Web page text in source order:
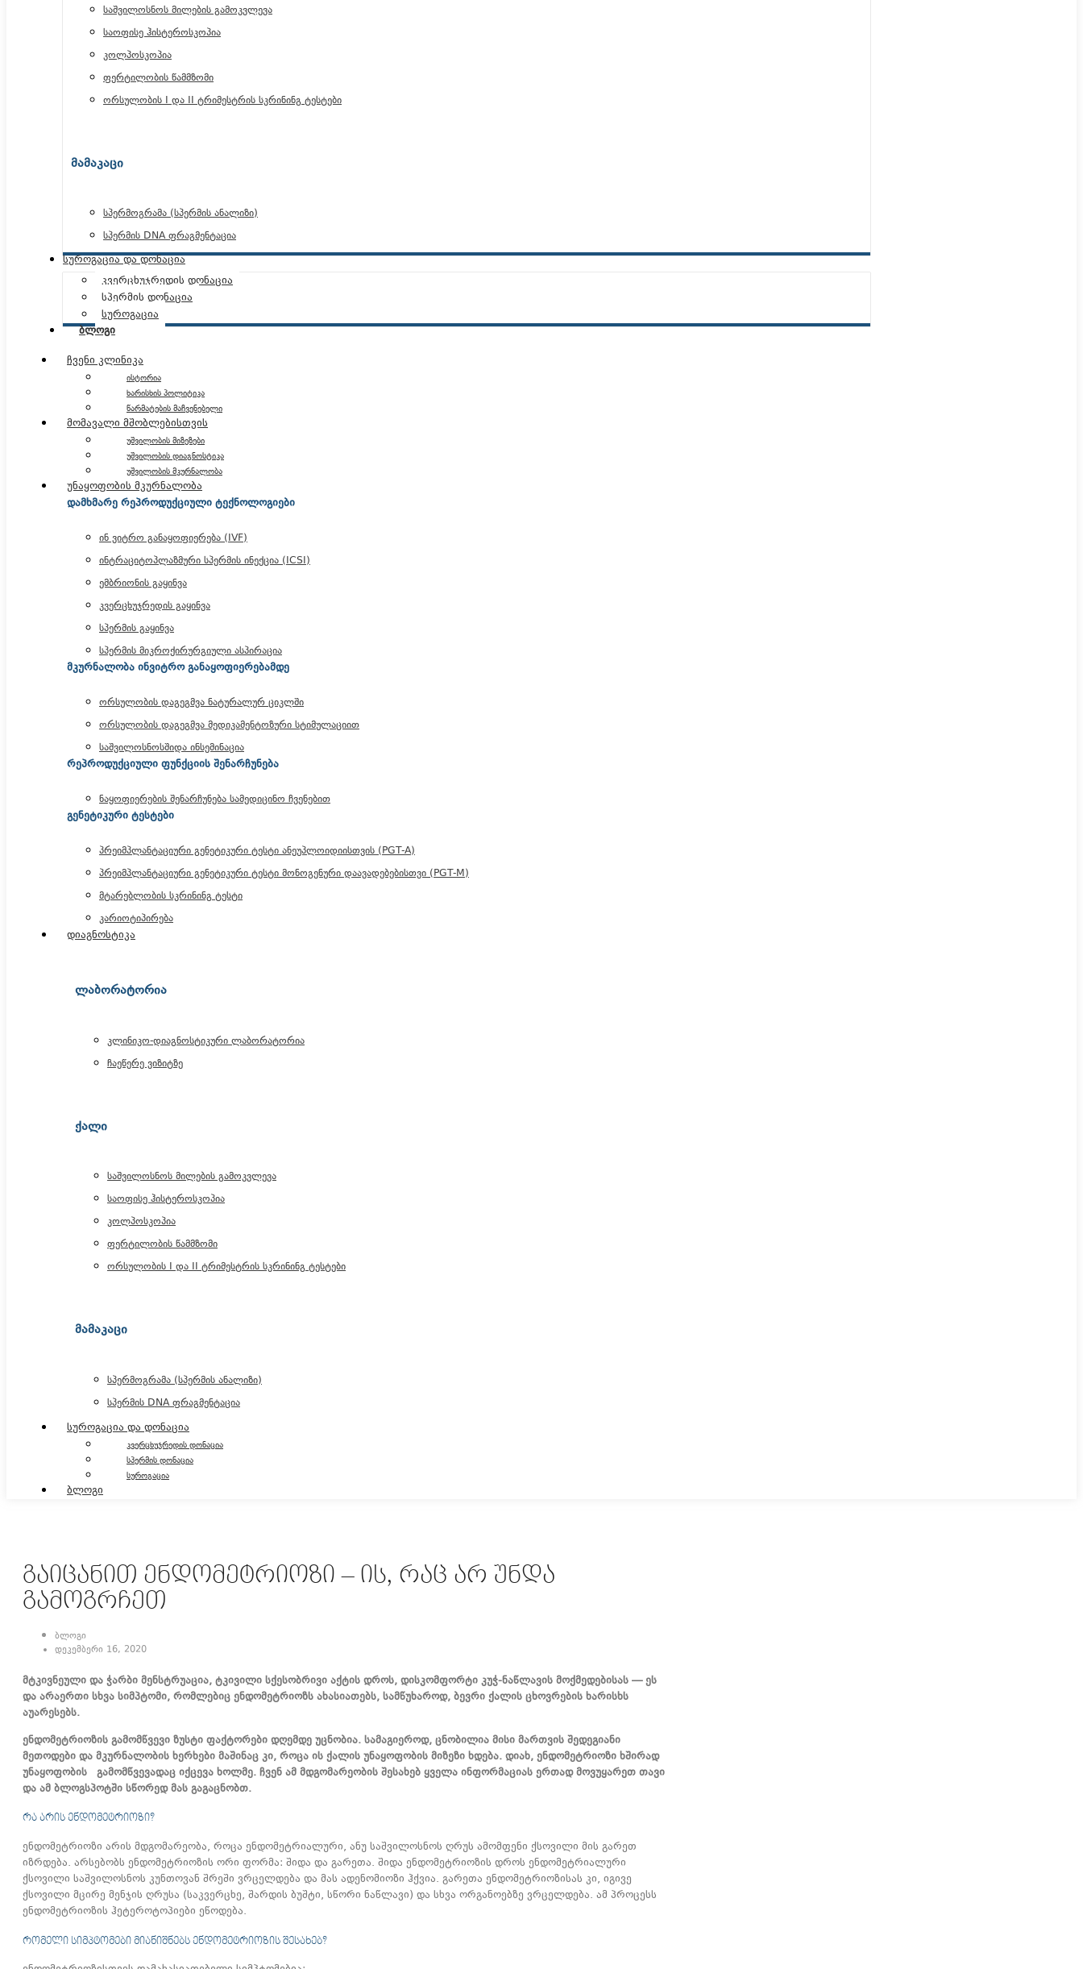
საშვილოსნოს მილების გამოკვლევა
საოფისე ჰისტეროსკოპია
კოლპოსკოპია
ფერტილობის წამმზომი
ორსულობის I და II ტრიმესტრის სკრინინგ ტესტები
ᲛᲐᲛᲐᲙᲐᲪᲘ
სპერმოგრამა (სპერმის ანალიზი)
სპერმის DNA ფრაგმენტაცია
სუროგაცია და დონაცია
კვერცხუჯრედის დონაცია
სპერმის დონაცია
სუროგაცია
ბლოგი
ჩვენი კლინიკა
ისტორია
ხარისხის პოლიტიკა
წარმატების მაჩვენებელი
მომავალი მშობლებისთვის
უშვილობის მიზეზები
უშვილობის დიაგნოსტიკა
უშვილობის მკურნალობა
უნაყოფობის მკურნალობა
დამხმარე რეპროდუქციული ტექნოლოგიები
ინ ვიტრო განაყოფიერება (IVF)
ინტრაციტოპლაზმური სპერმის ინექცია (ICSI)
ემბრიონის გაყინვა
კვერცხუჯრედის გაყინვა
სპერმის გაყინვა
სპერმის მიკროქირურგიული ასპირაცია
მკურნალობა ინვიტრო განაყოფიერებამდე
ორსულობის დაგეგმვა ნატურალურ ციკლში
ორსულობის დაგეგმვა მედიკამენტოზური სტიმულაციით
საშვილოსნოსშიდა ინსემინაცია
რეპროდუქციული ფუნქციის შენარჩუნება
ნაყოფიერების შენარჩუნება სამედიცინო ჩვენებით
გენეტიკური ტესტები
პრეიმპლანტაციური გენეტიკური ტესტი ანეუპლოიდიისთვის (PGT-A)
პრეიმპლანტაციური გენეტიკური ტესტი მონოგენური დაავადებებისთვი (PGT-M)
მტარებლობის სკრინინგ ტესტი
კარიოტიპირება
დიაგნოსტიკა
ᲚᲐᲑᲝᲠᲐᲢᲝᲠᲘᲐ
კლინიკო-დიაგნოსტიკური ლაბორატორია
ჩაეწერე ვიზიტზე
ᲥᲐᲚᲘ
საშვილოსნოს მილების გამოკვლევა
საოფისე ჰისტეროსკოპია
კოლპოსკოპია
ფერტილობის წამმზომი
ორსულობის I და II ტრიმესტრის სკრინინგ ტესტები
ᲛᲐᲛᲐᲙᲐᲪᲘ
სპერმოგრამა (სპერმის ანალიზი)
სპერმის DNA ფრაგმენტაცია
სუროგაცია და დონაცია
კვერცხუჯრედის დონაცია
სპერმის დონაცია
სუროგაცია
ბლოგი
ᲒᲐᲘᲪᲐᲜᲘᲗ ᲔᲜᲓᲝᲛᲔᲢᲠᲘᲝᲖᲘ – ᲘᲡ, ᲠᲐᲪ ᲐᲠ ᲣᲜᲓᲐ
ᲒᲐᲛᲝᲒᲠᲩᲔᲗ
ბლოგი
დეკემბერი 16, 2020
მტკივნეული და ჭარბი მენსტრუაცია, ტკივილი სქესობრივი აქტის დროს, დისკომფორტი კუჭ-ნაწლავის მოქმედებისას — ეს
და არაერთი სხვა სიმპტომი, რომლებიც ენდომეტრიოზს ახასიათებს, სამწუხაროდ, ბევრი ქალის ცხოვრების ხარისხს
აუარესებს.
ენდომეტრიოზის გამომწვევი ზუსტი ფაქტორები დღემდე უცნობია. სამაგიეროდ, ცნობილია მისი მართვის შედეგიანი
მეთოდები და მკურნალობის ხერხები მაშინაც კი, როცა ის ქალის უნაყოფობის მიზეზი ხდება. დიახ, ენდომეტრიოზი ხშირად
უნაყოფობის გამომწვევადაც იქცევა ხოლმე. ჩვენ ამ მდგომარეობის შესახებ ყველა ინფორმაციას ერთად მოვუყარეთ თავი
და ამ ბლოგსპოტში სწორედ მას გაგაცნობთ.
ᲠᲐ ᲐᲠᲘᲡ ᲔᲜᲓᲝᲛᲔᲢᲠᲘᲝᲖᲘ?
ენდომეტრიოზი არის მდგომარეობა, როცა ენდომეტრიალური, ანუ საშვილოსნოს ღრუს ამომფენი ქსოვილი მის გარეთ
იზრდება. არსებობს ენდომეტრიოზის ორი ფორმა: შიდა და გარეთა. შიდა ენდომეტრიოზის დროს ენდომეტრიალური
ქსოვილი საშვილოსნოს კუნთოვან შრეში ვრცელდება და მას ადენომიოზი ჰქვია. გარეთა ენდომეტრიოზისას კი, იგივე
ქსოვილი მცირე მენჯის ღრუსა (საკვერცხე, შარდის ბუშტი, სწორი ნაწლავი) და სხვა ორგანოებზე ვრცელდება. ამ პროცესს
ენდომეტრიოზის ჰეტეროტოპიები ეწოდება.
ᲠᲝᲛᲔᲚᲘ ᲡᲘᲛᲞᲢᲝᲛᲔᲑᲘ ᲛᲘᲐᲜᲘᲨᲜᲔᲑᲡ ᲔᲜᲓᲝᲛᲔᲢᲠᲘᲝᲖᲘᲡ ᲨᲔᲡᲐᲮᲔᲑ?